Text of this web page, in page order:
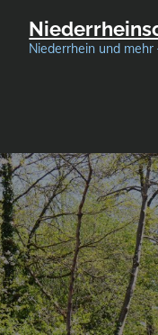
Niederrhein und